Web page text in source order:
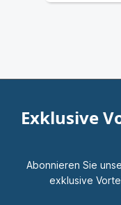
Exklusive
Abonnieren Sie
exklusive